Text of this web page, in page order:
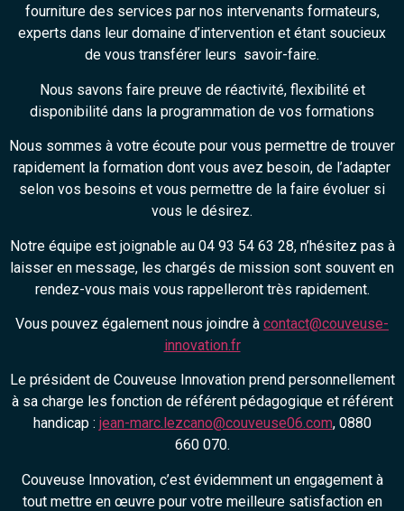
fourniture des services par nos intervenants formateurs,
experts dans leur domaine d’intervention et étant soucieux
de vous transférer leurs savoir-faire.
Nous savons faire preuve de réactivité, flexibilité et
disponibilité dans la programmation de vos formations
Nous sommes à votre écoute pour vous permettre de trouver
rapidement la formation dont vous avez besoin, de l’adapter
selon vos besoins et vous permettre de la faire évoluer si
vous le désirez.
Notre équipe est joignable au 04 93 54 63 28, n’hésitez pas à
laisser en message, les chargés de mission sont souvent en
rendez-vous mais vous rappelleront très rapidement.
Vous pouvez également nous joindre à contact@couveuse-
innovation.fr
Le président de Couveuse Innovation prend personnellement
à sa charge les fonction de référent pédagogique et référent
handicap : jean-marc.lezcano@couveuse06.com, 0880
660 070.
Couveuse Innovation, c’est évidemment un engagement à
tout mettre en œuvre pour votre meilleure satisfaction en